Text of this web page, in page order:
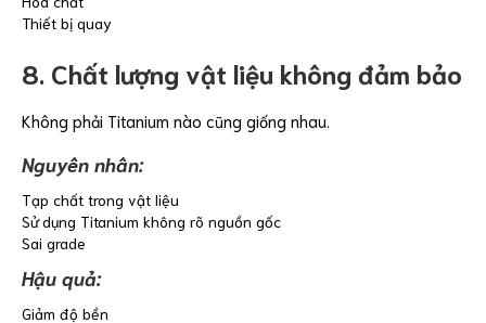
Thiết bị quay
8. Chất lượng vật liệu không đảm bảo
Không phải Titanium nào cũng giống nhau.
Nguyên nhân:
Tạp chất trong vật liệu
Sử dụng Titanium không rõ nguồn gốc
Sai grade
Hậu quả:
Giảm độ bền